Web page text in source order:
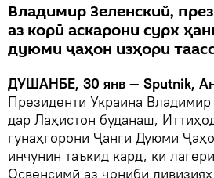
Владимир Зеленский,
аз корӣ аскарони сурх
дуюми ҷаҳон изҳори
ДУШАНБЕ, 30 янв — Sputnik,
Президенти Украина
дар Лаҳистон буданаш,
гунаҳгорони Ҷанги Дуюми
инчунин таъкид кард, ки
Освенсимӣ аз ҷониби